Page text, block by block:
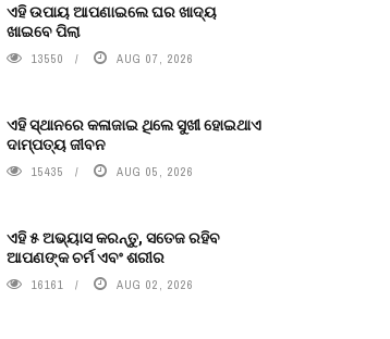
ଏହି ଉପାୟ ଆପଣାଇଲେ ଘର ଖାଦ୍ୟ
ଖାଇବେ ପିଲା
13550 AUG 07, 2026
ଏହି ସ୍ଥାନରେ କଳାଜାଇ ଥିଲେ ସୁଖୀ ହୋଇଥାଏ
ଦାମ୍ପତ୍ୟ ଜୀବନ
15435 AUG 05, 2026
ଏହି ୫ ଅଭ୍ୟାସ କରନ୍ତୁ, ସତେଜ ରହିବ
ଆପଣଙ୍କ ଚର୍ମ ଏବଂ ଶରୀର
16161 AUG 02, 2026